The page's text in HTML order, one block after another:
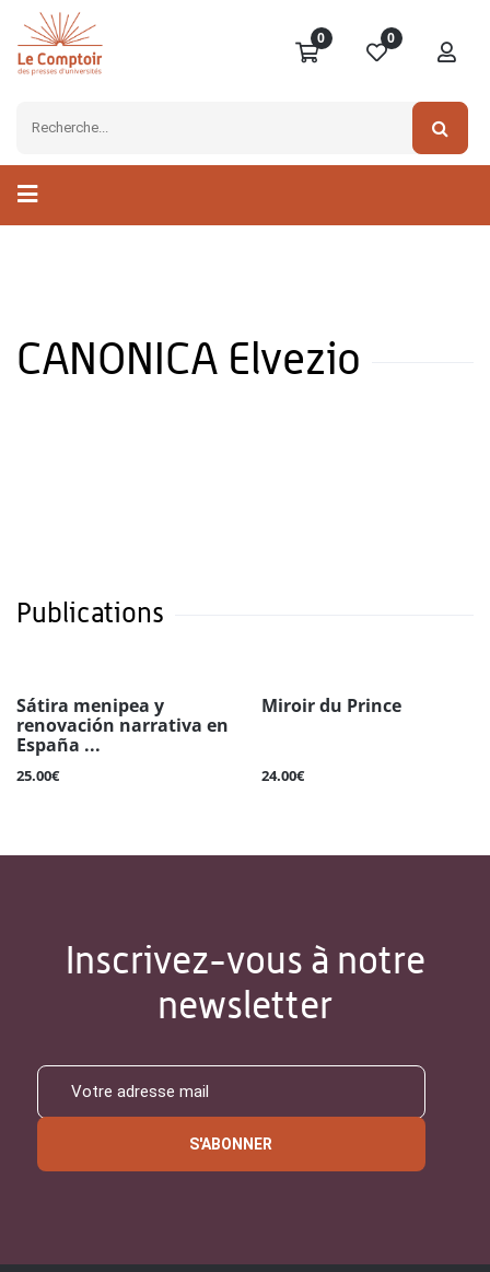
0 0
CANONICA Elvezio
Publications
Sátira menipea y
renovación narrativa en
España ...
25.00€
Miroir du Prince
24.00€
Inscrivez-vous à notre
newsletter
S'ABONNER